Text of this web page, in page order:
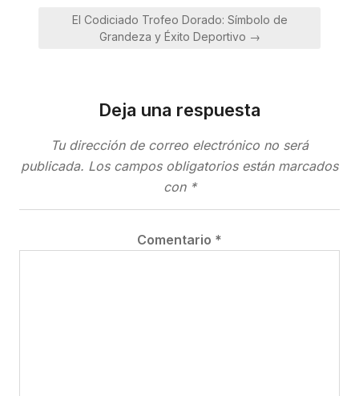
El Codiciado Trofeo Dorado: Símbolo de
Grandeza y Éxito Deportivo →
Deja una respuesta
Tu dirección de correo electrónico no será
publicada. Los campos obligatorios están marcados
con *
Comentario *